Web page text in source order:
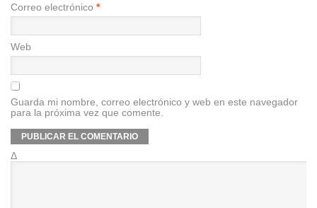
Correo electrónico *
Web
Guarda mi nombre, correo electrónico y web en este navegador
para la próxima vez que comente.
Δ